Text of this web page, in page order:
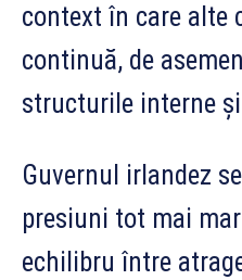
context în care alte
continuă, de
structurile interne
Guvernul irlandez
presiuni tot mai
echilibru între